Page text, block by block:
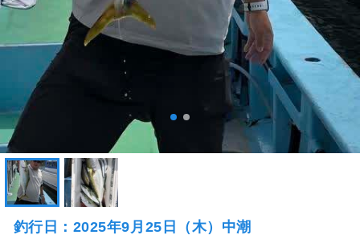
釣行日：2025年9月25日（木）中潮